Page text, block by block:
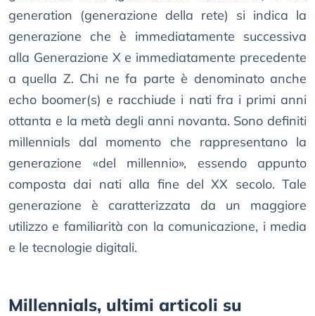
generation (generazione della rete) si indica la
generazione che è immediatamente successiva
alla Generazione X e immediatamente precedente
a quella Z. Chi ne fa parte è denominato anche
echo boomer(s) e racchiude i nati fra i primi anni
ottanta e la metà degli anni novanta. Sono definiti
millennials dal momento che rappresentano la
generazione «del millennio», essendo appunto
composta dai nati alla fine del XX secolo. Tale
generazione è caratterizzata da un maggiore
utilizzo e familiarità con la comunicazione, i media
e le tecnologie digitali.
Millennials, ultimi articoli su